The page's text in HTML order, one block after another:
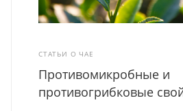
СТАТЬИ О ЧАЕ
Противомикробные и
противогрибковые